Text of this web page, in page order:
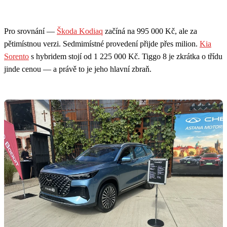
Pro srovnání — Škoda Kodiaq začíná na 995 000 Kč, ale za
pětimístnou verzi. Sedmimístné provedení přijde přes milion. Kia
Sorento s hybridem stojí od 1 225 000 Kč. Tiggo 8 je zkrátka o třídu
jinde cenou — a právě to je jeho hlavní zbraň.